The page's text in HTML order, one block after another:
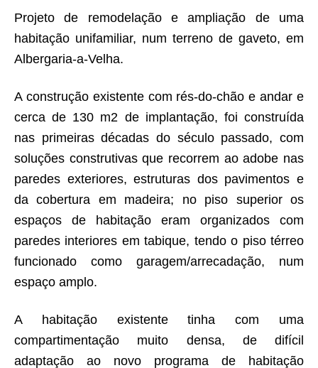
Projeto de remodelação e ampliação de uma
habitação unifamiliar, num terreno de gaveto, em
Albergaria-a-Velha.
A construção existente com rés-do-chão e andar e
cerca de 130 m2 de implantação, foi construída
nas primeiras décadas do século passado, com
soluções construtivas que recorrem ao adobe nas
paredes exteriores, estruturas dos pavimentos e
da cobertura em madeira; no piso superior os
espaços de habitação eram organizados com
paredes interiores em tabique, tendo o piso térreo
funcionado como garagem/arrecadação, num
espaço amplo.
A habitação existente tinha com uma
compartimentação muito densa, de difícil
adaptação ao novo programa de habitação